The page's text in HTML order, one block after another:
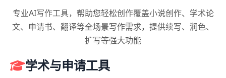
专业AI写作工具，帮助您轻松创作覆盖小说创作、学术论
文、申请书、翻译等全场景写作需求，提供续写、润色、
扩写等强大功能
学术与申请工具